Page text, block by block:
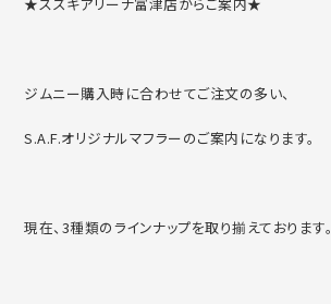
ジムニー購入時に合わせてご注文の多い、
S.A.F.オリジナルマフラーのご案内になります。
現在、3種類のラインナップを取り揃えております。